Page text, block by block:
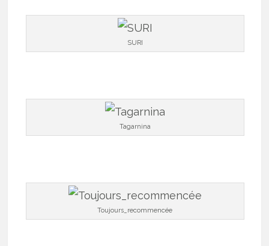
SURI
Tagarnina
Toujours_recommencée